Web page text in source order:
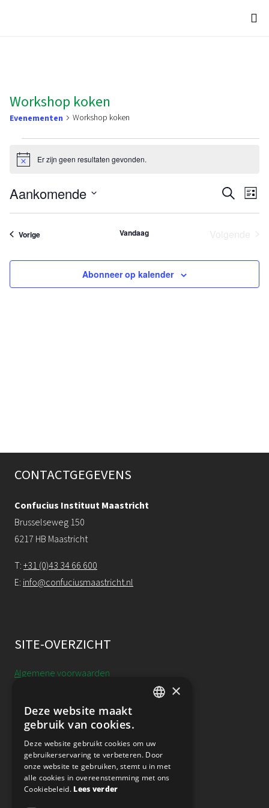
Workshop koken
Evenementen Workshop koken
Evenementen
BerichtEr zijn geen resultaten gevonden.
ZoekenLijst
Aankomende
Selecteer
eenVorigeEvenementen Vandaag
Abonneer op kalender
CONTACTGEGEVENS
Confucius Instituut Maastricht
Brusselseweg 150
6217 HB Maastricht
T:+31 (0)43 34 66 600
E: info@confuciusmaastricht.nl
SITE-OVERZICHT
Algemene voorwaarden
Annulering, uitstel & resitutie
Privacy
Nieuwsbrief
×
Deze website maakt
gebruik van cookies.
Deze website gebruikt cookies om uw
gebruikerservaring te verbeteren. Door
onze website te gebruiken, stemt u in met
alle cookies in overeenstemming met ons
Cookiebeleid. Lees verder